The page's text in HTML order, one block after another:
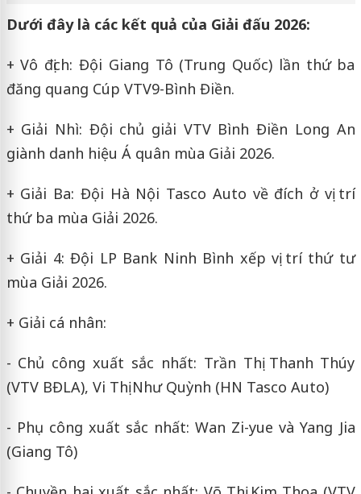
Dưới đây là các kết quả của Giải đấu 2026:
+ Vô địch: Đội Giang Tô (Trung Quốc) lần thứ ba
đăng quang Cúp VTV9-Bình Điền.
+ Giải Nhì: Đội chủ giải VTV Bình Điền Long An
giành danh hiệu Á quân mùa Giải 2026.
+ Giải Ba: Đội Hà Nội Tasco Auto về đích ở vị trí
thứ ba mùa Giải 2026.
+ Giải 4: Đội LP Bank Ninh Bình xếp vị trí thứ tư
mùa Giải 2026.
+ Giải cá nhân:
- Chủ công xuất sắc nhất: Trần Thị Thanh Thúy
(VTV BĐLA), Vi Thị Như Quỳnh (HN Tasco Auto)
- Phụ công xuất sắc nhất: Wan Zi-yue và Yang Jia
(Giang Tô)